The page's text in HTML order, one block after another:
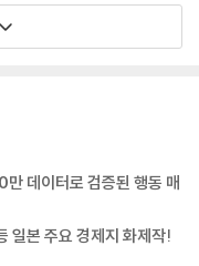
도하는 기능, 적절한 타이
할 수 있게 격려하는 기능.
성실함이 아니었다. 그것
원칙을 따르느냐 아니냐의
법’ 중에서
데이터로 검증된 행동 매
일본 주요 경제지 화제작!